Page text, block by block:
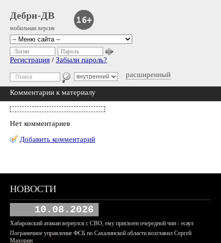
Дебри-ДВ
мобильная версия
расширенный
Логин Пароль
Регистрация / Забыли пароль?
Комментарии к материалу
Нет комментариев
Добавить комментарий
НОВОСТИ
10.08.2026
Хабаровский атаман вернулся с СВО, ему присвоен очередной чин - есаул
Пограничное управление ФСБ по Сахалинской области возглавил Сергей
Махорин